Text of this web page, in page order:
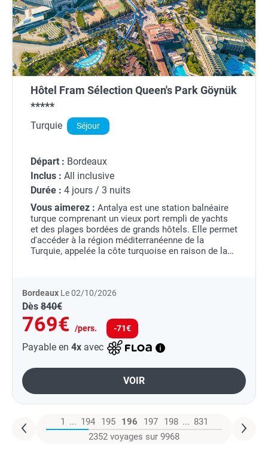
Hôtel Fram Sélection Queen's Park Göynük
*****
Turquie Séjour
Départ : Bordeaux
Inclus : All inclusive
Durée : 4 jours / 3 nuits
Vous aimerez : Antalya est une station balnéaire
turque comprenant un vieux port rempli de yachts
et des plages bordées de grands hôtels. Elle permet
d'accéder à la région méditerranéenne de la
Turquie, appelée la côte turquoise en raison de la
Bordeaux Le 02/10/2026
Dès 840€
769€ /pers. -71€
Payable en 4x avec
VOIR
1 ... 194 195 196 197 198 ... 831
2352 voyages sur 9968